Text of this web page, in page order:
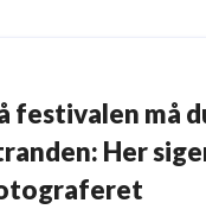
festivalen må
Her